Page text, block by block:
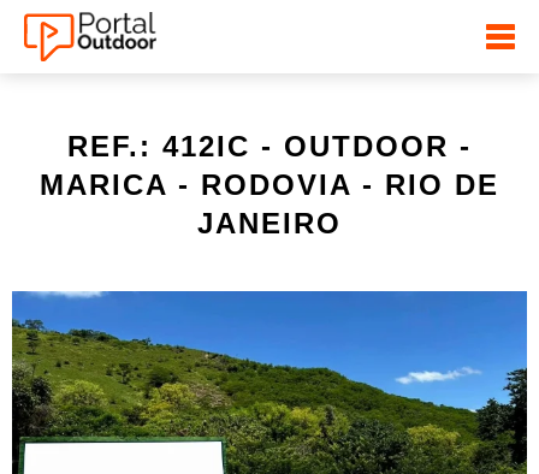
REF.: 412IC - OUTDOOR -
MARICA - RODOVIA - RIO DE
JANEIRO